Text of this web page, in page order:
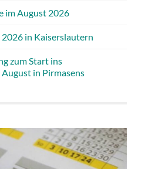
im August 2026
in Kaiserslautern
zum Start ins
in Pirmasens